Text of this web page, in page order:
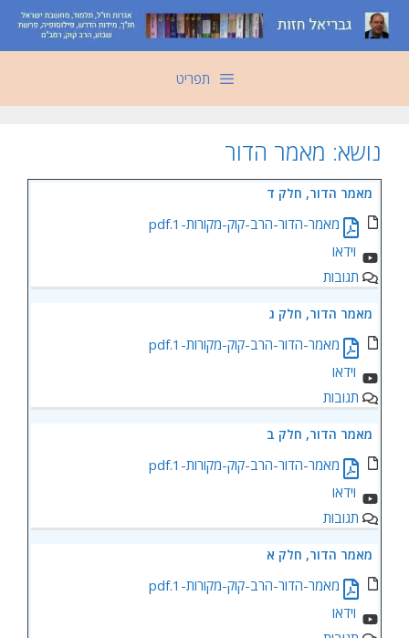
לדלג
לתוכן
תפריט
נושא: מאמר הדור
מאמר הדור, חלק ד
מאמר-הדור-הרב-קוק-מקורות-1.pdf
תגובות
מאמר הדור, חלק ג
מאמר-הדור-הרב-קוק-מקורות-1.pdf
תגובות
מאמר הדור, חלק ב
מאמר-הדור-הרב-קוק-מקורות-1.pdf
תגובות
מאמר הדור, חלק א
מאמר-הדור-הרב-קוק-מקורות-1.pdf